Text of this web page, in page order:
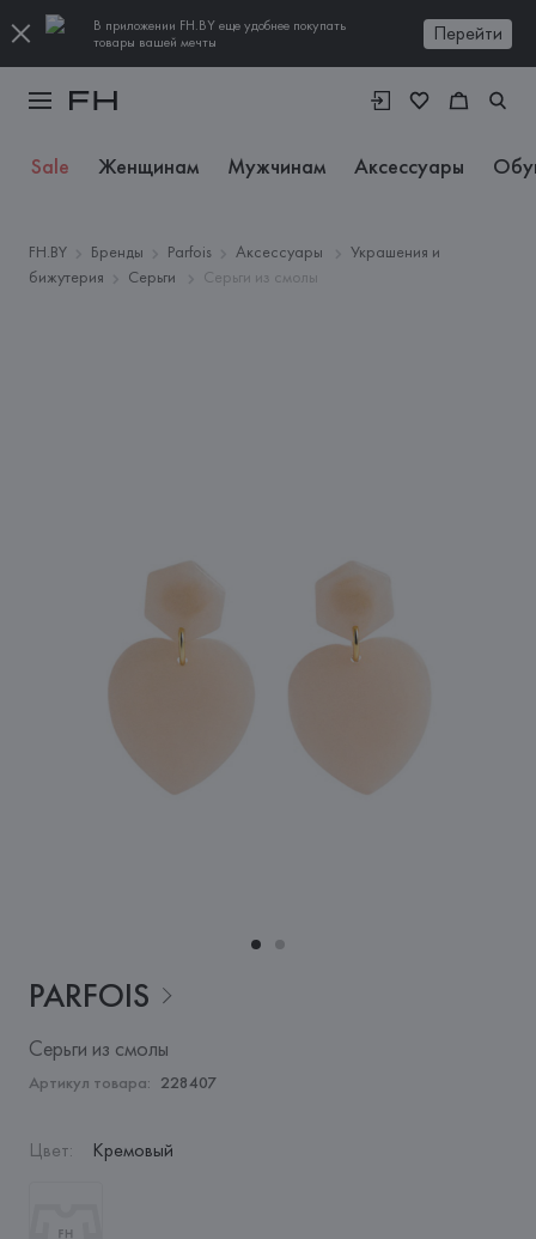
В приложении FH.BY еще удобнее покупать
товары вашей мечты
Перейти
Sale Женщинам Мужчинам Аксессуары
FH.BY Бренды Parfois Аксессуары
Украшения и
бижутерия
Серьги Серьги из смолы
PARFOIS
Серьги из смолы
Артикул товара: 228407
Цвет: Кремовый